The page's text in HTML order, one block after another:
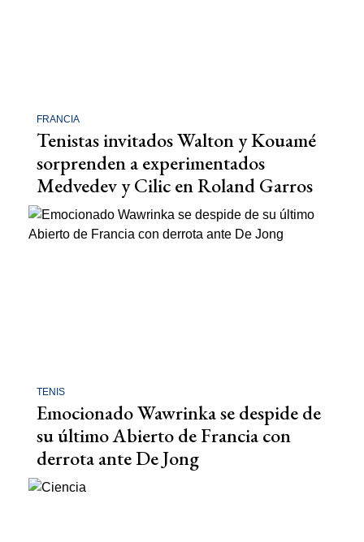
FRANCIA
Tenistas invitados Walton y Kouamé
sorprenden a experimentados
Medvedev y Cilic en Roland Garros
TENIS
Emocionado Wawrinka se despide de
su último Abierto de Francia con
derrota ante De Jong